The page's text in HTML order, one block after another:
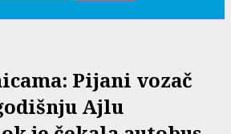
Pijani vozač
Ajlu